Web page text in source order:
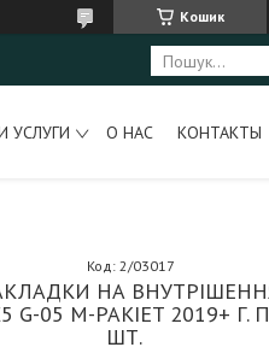
Кошик
УСЛУГИ О НАС КОНТАКТЫ
НА
G-05 M-PAKIET 2019+ Г.
ШТ.
Код: 2/03017